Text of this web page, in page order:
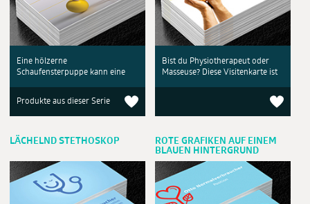
Eine hölzerne
Schaufensterpuppe kann eine
Produkte aus dieser Serie
Bist du Physiotherapeut oder
Masseuse? Diese Visitenkarte ist
LÄCHELND STETHOSKOP
ROTE GRAFIKEN AUF EINEM
BLAUEN HINTERGRUND